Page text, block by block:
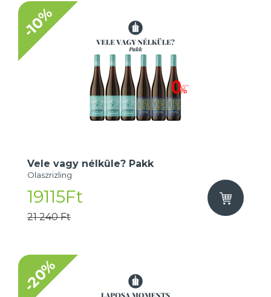
-10%
Vele vagy nélküle? Pakk
Olaszrizling
19115Ft
21 240 Ft
-20%